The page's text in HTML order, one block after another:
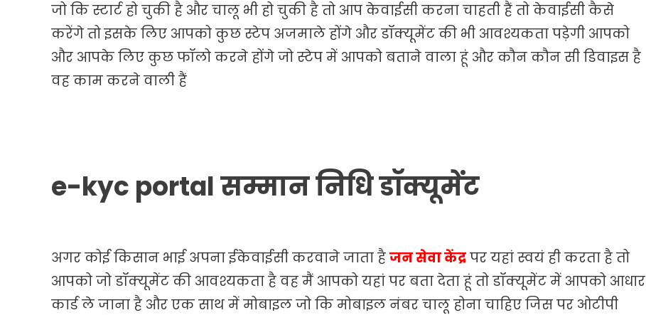
जो कि स्टार्ट हो चुकी है और चालू भी हो चुकी है तो आप केवाईसी करना चाहती हैं तो केवाईसी कैसे
करेंगे तो इसके लिए आपको कुछ स्टेप अजमाले होंगे और डॉक्यूमेंट की भी आवश्यकता पड़ेगी आपको
और आपके लिए कुछ फॉलो करने होंगे जो स्टेप में आपको बताने वाला हूं और कौन कौन सी डिवाइस है
वह काम करने वाली हैं
e-kyc portalसम्मान निधि डॉक्यूमेंट
अगर कोई किसान भाई अपना ईकेवाईसी करवाने जाता हैजन सेवा केंद्रपर यहां स्वयं ही करता है तो
आपको जो डॉक्यूमेंट की आवश्यकता है वह मैं आपको यहां पर बता देता हूं तो डॉक्यूमेंट में आपको आधार
कार्ड ले जाना है और एक साथ में मोबाइल जो कि मोबाइल नंबर चालू होना चाहिए जिस पर ओटीपी